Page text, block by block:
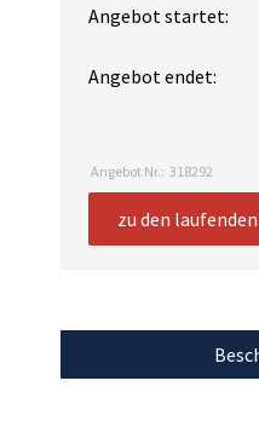
Angebot startet:
Angebot endet:
Angebot Nr.: 318292
zu den